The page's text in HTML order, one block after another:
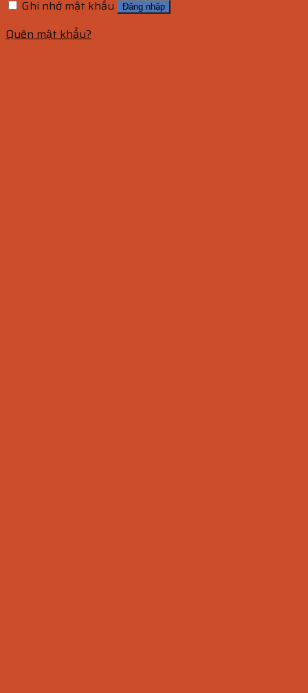
Ghi nhớ mật khẩu
Đăng nhập
Quên mật khẩu?